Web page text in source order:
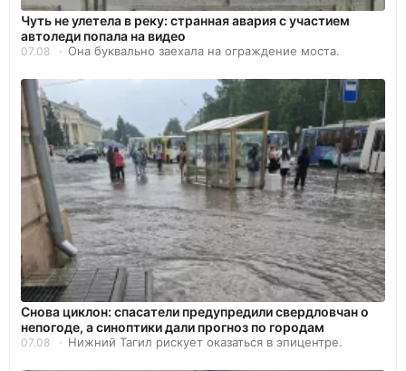
Чуть не улетела в реку: странная авария с участием
автоледи попала на видео
07.08 Она буквально заехала на ограждение моста.
Снова циклон: спасатели предупредили свердловчан о
непогоде, а синоптики дали прогноз по городам
07.08 Нижний Тагил рискует оказаться в эпицентре.